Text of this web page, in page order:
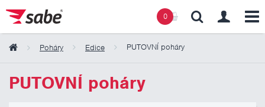
0
Poháry Edice PUTOVNÍ poháry
PUTOVNÍ poháry
Obsah košíku